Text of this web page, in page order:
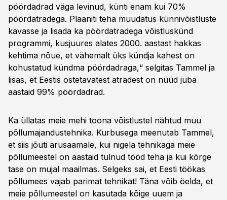
pöördadrad väga levinud, künti enam kui 70%
pöördatradega. Plaaniti teha muudatus künnivõistluste
kavasse ja lisada ka pöördatradega võistluskünd
programmi, kusjuures alates 2000. aastast hakkas
kehtima nõue, et vähemalt üks kündja kahest on
kohustatud kündma pöördadraga,“ selgitas Tammel ja
lisas, et Eestis ostetavatest atradest on nüüd juba
aastaid 99% pöördadrad.
Ka üllatas meie mehi toona võistlustel nähtud muu
põllumajandustehnika. Kurbusega meenutab Tammel,
et siis jõuti arusaamale, kui nigela tehnikaga meie
põllumeestel on aastaid tulnud tööd teha ja kui kõrge
tase on mujal maailmas. Selgeks sai, et Eesti töökas
põllumees vajab parimat tehnikat! Täna võib öelda, et
meie põllumeestel on kasutada kõige uuem ja